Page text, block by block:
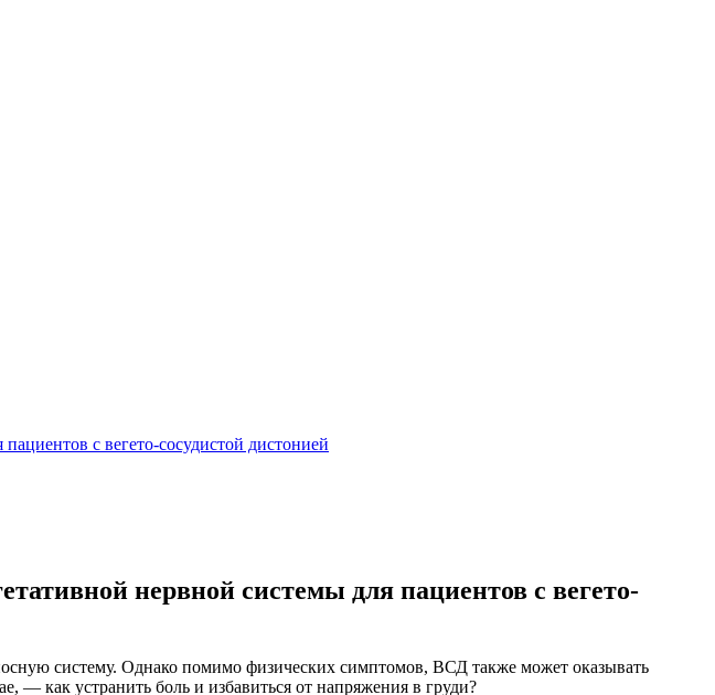
с вегето-сосудистой дистонией
нервной системы для пациентов с вегето-
систему. Однако помимо физических симптомов, ВСД также может оказывать
— как устранить боль и избавиться от напряжения в груди?